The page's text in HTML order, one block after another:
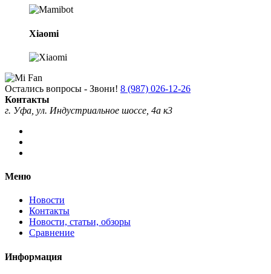
Xiaomi
Остались вопросы - Звони! 8 (987) 026-12-26
Контакты
г. Уфа, ул. Индустриальное шоссе, 4а к3
Меню
Новости
Контакты
Новости, статьи, обзоры
Сравнение
Информация